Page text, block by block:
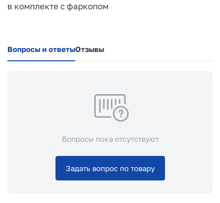
в комплекте с фаркопом
Вопросы и ответыОтзывы
Вопросы пока отсутствуют
Задать вопрос по товару